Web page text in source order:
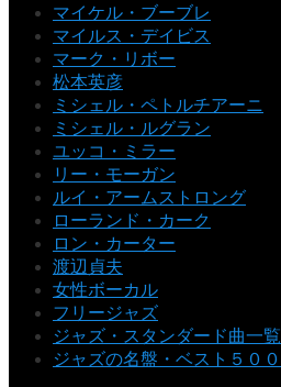
マイケル・ブーブレ
マイルス・デイビス
マーク・リボー
松本英彦
ミシェル・ペトルチアーニ
ミシェル・ルグラン
ユッコ・ミラー
リー・モーガン
ルイ・アームストロング
ローランド・カーク
ロン・カーター
渡辺貞夫
女性ボーカル
フリージャズ
ジャズ・スタンダード曲一覧
ジャズの名盤・ベスト５００